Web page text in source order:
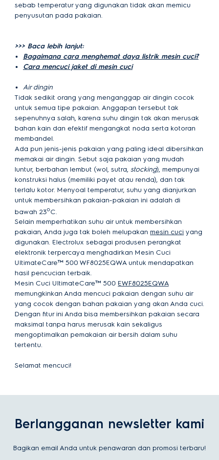
sebab temperatur yang digunakan tidak akan memicu
penyusutan pada pakaian.
>>> Baca lebih lanjut:
Bagaimana cara menghemat daya listrik mesin cuci?
Cara mencuci jaket di mesin cuci
Air dingin
Tidak sedikit orang yang menganggap air dingin cocok
untuk semua tipe pakaian. Anggapan tersebut tak
sepenuhnya salah, karena suhu dingin tak akan merusak
bahan kain dan efektif mengangkat noda serta kotoran
membandel.
Ada pun jenis-jenis pakaian yang paling ideal dibersihkan
memakai air dingin. Sebut saja pakaian yang mudah
luntur, berbahan lembut (wol, sutra, stocking), mempunyai
konstruksi halus (memiliki payet atau renda), dan tak
terlalu kotor. Menyoal temperatur, suhu yang dianjurkan
untuk membersihkan pakaian-pakaian ini adalah di
bawah 23oC.
Selain memperhatikan suhu air untuk membersihkan
pakaian, Anda juga tak boleh melupakan mesin cuci yang
digunakan. Electrolux sebagai produsen perangkat
elektronik terpercaya menghadirkan Mesin Cuci
UltimateCare™ 500 WF8025EQWA untuk mendapatkan
hasil pencucian terbaik.
Mesin Cuci UltimateCare™ 500 EWF8025EQWA
memungkinkan Anda mencuci pakaian dengan suhu air
yang cocok dengan bahan pakaian yang akan Anda cuci.
Dengan fitur ini Anda bisa membersihkan pakaian secara
maksimal tanpa harus merusak kain sekaligus
mengoptimalkan pemakaian air bersih dalam suhu
tertentu.
Selamat mencuci!
Berlangganan newsletter kami
Bagikan email Anda untuk penawaran dan promosi terbaru!